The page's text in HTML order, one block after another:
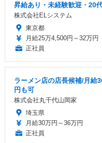
昇給あり・未経験歓迎・20
株式会社ELシステム
東京都
月給25万4,500円～32万円
正社員
ラーメン店の店長候補/月給
円も可
株式会社丸千代山岡家
埼玉県
月給30万円～36万円
正社員